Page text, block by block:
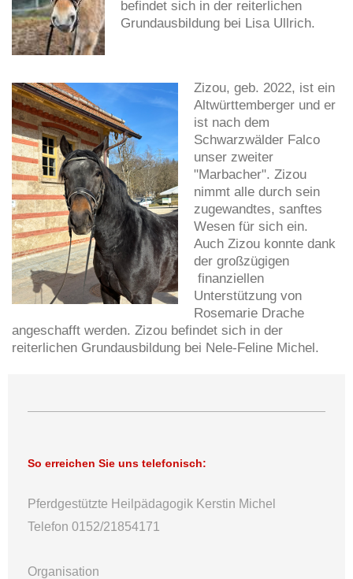
befindet sich in der reiterlichen
Grundausbildung bei Lisa Ullrich.
Zizou, geb. 2022, ist ein
Altwürttemberger und er
ist nach dem
Schwarzwälder Falco
unser zweiter
"Marbacher". Zizou
nimmt alle durch sein
zugewandtes, sanftes
Wesen für sich ein.
Auch Zizou konnte dank
der großzügigen
finanziellen
Unterstützung von
Rosemarie Drache
angeschafft werden. Zizou befindet sich in der
reiterlichen Grundausbildung bei Nele-Feline Michel.
So erreichen Sie uns telefonisch:
Pferdgestützte Heilpädagogik Kerstin Michel
Telefon 0152/21854171
Organisation